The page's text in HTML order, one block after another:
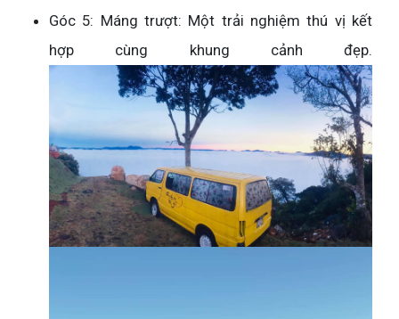
Góc 5: Máng trượt: Một trải nghiệm thú vị kết
hợp cùng khung cảnh đẹp.